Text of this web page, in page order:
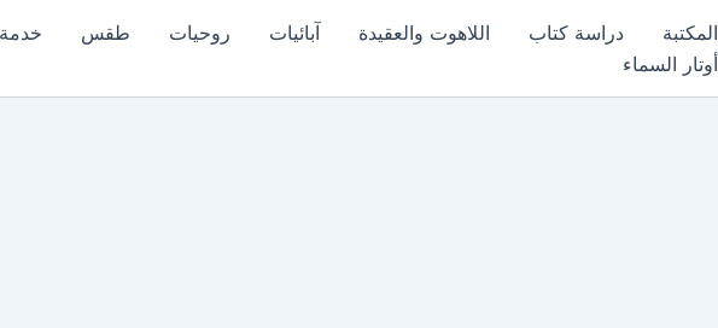
المكتبة دراسة كتاب اللاهوت والعقيدة آبائيات روحيات طقس
خدمة
أوتار السماء